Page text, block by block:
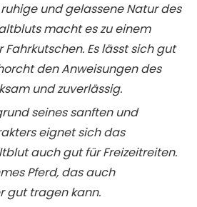
und gelassene Natur des
macht es zu einem
Es lässt sich gut
den Anweisungen des
und zuverlässig.
seines sanften und
eignet sich das
auch gut für Freizeitreiten.
Pferd, das auch
gut tragen kann.